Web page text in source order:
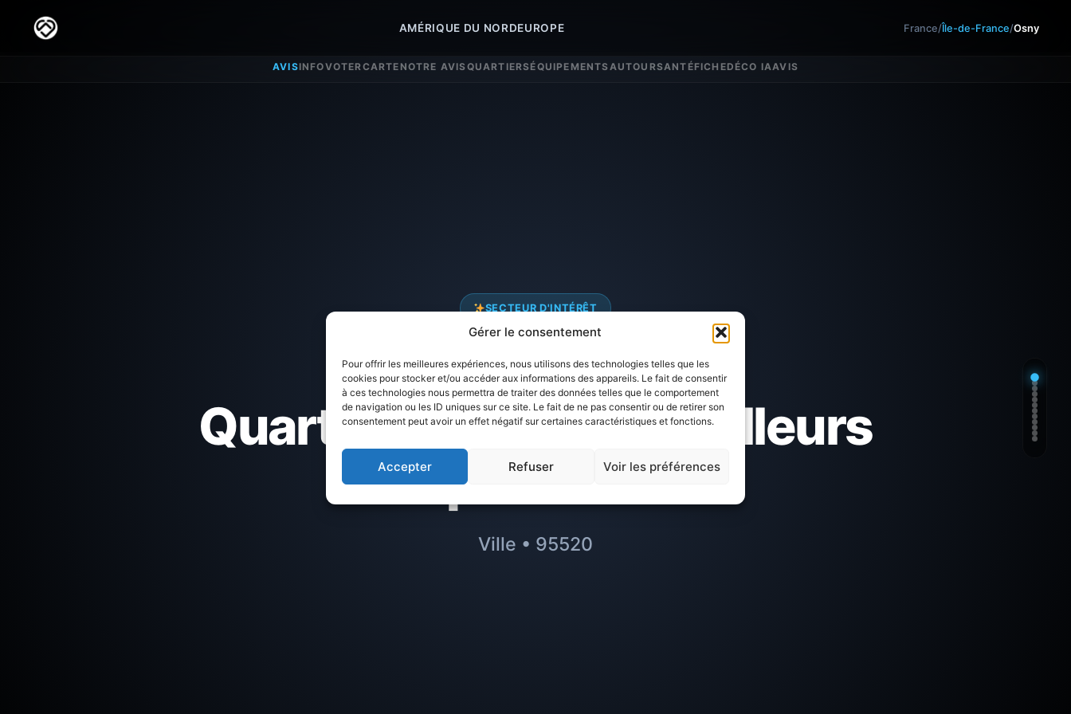
Gérer le consentement
Pour offrir les meilleures expériences, nous utilisons des technologies telles que les
cookies pour stocker et/ou accéder aux informations des appareils. Le fait de consentir
à ces technologies nous permettra de traiter des données telles que le comportement
de navigation ou les ID uniques sur ce site. Le fait de ne pas consentir ou de retirer son
consentement peut avoir un effet négatif sur certaines caractéristiques et fonctions.
Accepter Refuser Voir les préférences
AMÉRIQUE DU NORDEUROPE France/Île-de-France/Osny
AVISINFOVOTERCARTE NOTRE AVISQUARTIERSÉQUIPEMENTSAUTOURSANTÉFICHEDÉCO IAAVIS
SECTEUR D'INTÉRÊT
Avis surOsny :
Quartier à éviter ou meilleurs
quartiers
Ville • 95520